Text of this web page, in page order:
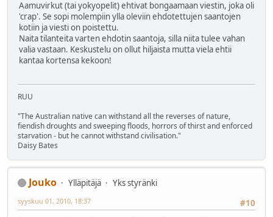
Aamuvirkut (tai yokyopelit) ehtivat bongaamaan viestin, joka oli
'crap'. Se sopi molempiin ylla oleviin ehdotettujen saantojen
kotiin ja viesti on poistettu.
Naita tilanteita varten ehdotin saantoja, silla niita tulee vahan
valia vastaan. Keskustelu on ollut hiljaista mutta viela ehtii
kantaa kortensa kekoon!
RUU
"The Australian native can withstand all the reverses of nature,
fiendish droughts and sweeping floods, horrors of thirst and enforced
starvation - but he cannot withstand civilisation."
Daisy Bates
Jouko Ylläpitäjä
Yks styränki
#10
syyskuu 01, 2010, 18:37